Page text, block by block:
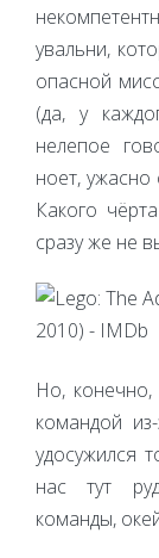
увальни,
опасной
(да, у
нелепое
ноет, ужасно
Какого
сразу же не
Но,
командой
удосужился
нас тут
команды,